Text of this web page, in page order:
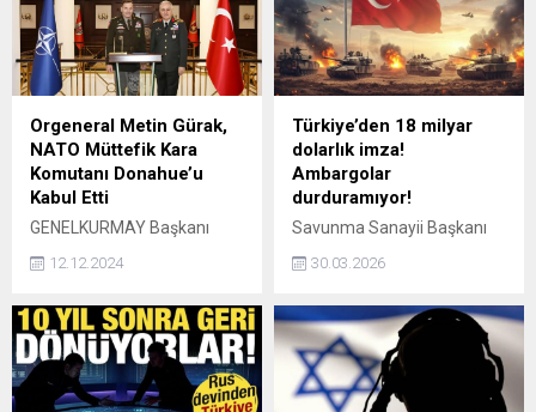
Orgeneral Metin Gürak,
NATO Müttefik Kara
Komutanı Donahue’u
Kabul Etti
GENELKURMAY Başkanı
NATO Müttefik Kara
Orgeneral Christopher
Donahue'u kabul etti. Kabul,
12 Aralık 2024 tarihinde
gerçekleşti.
12.12.2024
Türkiye’den 18 milyar
dolarlık imza!
Ambargolar
durduramıyor!
Savunma Sanayii Başkanı
savunma ekosisteminin son
dönüştüğünü açıkladı.
Sektör, 10 milyar doların
üzerindeki ihracat ve 18
milyar dolarlık yeni
30.03.2026